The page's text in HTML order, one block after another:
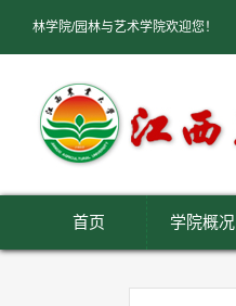
林学院/园林与艺术学院欢迎您！
首页 学院概况